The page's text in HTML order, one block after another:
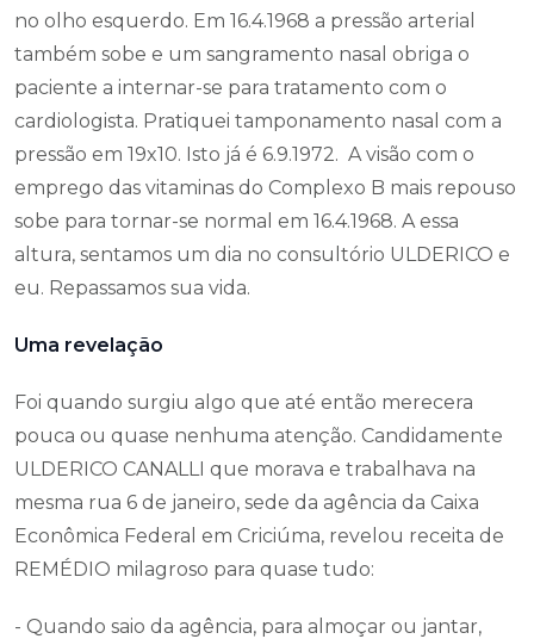
no olho esquerdo. Em 16.4.1968 a pressão arterial
também sobe e um sangramento nasal obriga o
paciente a internar-se para tratamento com o
cardiologista. Pratiquei tamponamento nasal com a
pressão em 19x10. Isto já é 6.9.1972. A visão com o
emprego das vitaminas do Complexo B mais repouso
sobe para tornar-se normal em 16.4.1968. A essa
altura, sentamos um dia no consultório ULDERICO e
eu. Repassamos sua vida.
Uma revelação
Foi quando surgiu algo que até então merecera
pouca ou quase nenhuma atenção. Candidamente
ULDERICO CANALLI que morava e trabalhava na
mesma rua 6 de janeiro, sede da agência da Caixa
Econômica Federal em Criciúma, revelou receita de
REMÉDIO milagroso para quase tudo:
- Quando saio da agência, para almoçar ou jantar,